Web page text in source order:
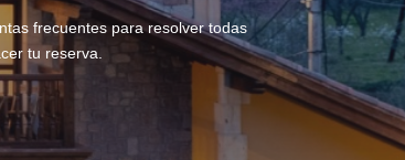
frecuentes para resolver todas
tu reserva.